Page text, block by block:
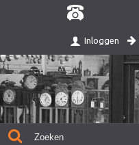
Inloggen